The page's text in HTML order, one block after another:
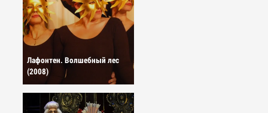
Лафонтен. Волшебный лес
(2008)